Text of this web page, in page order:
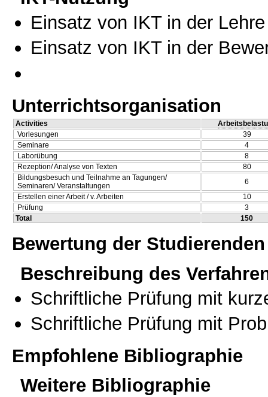
Einsatz von IKT in der Lehre
Einsatz von IKT in der
Unterrichtsorganisation
Activities
Vorlesungen
39
Seminare
4
Laborübung
8
Rezeption/ Analyse von Texten
80
Bildungsbesuch und Teilnahme an Tagungen/
Seminaren/ Veranstaltungen
6
Erstellen einer Arbeit / v. Arbeiten
10
Prüfung
3
Total
150
Bewertung der Studierenden
Beschreibung des
Schriftliche Prüfung mit
Schriftliche Prüfung mit
Empfohlene Bibliographie
Weitere Bibliographie